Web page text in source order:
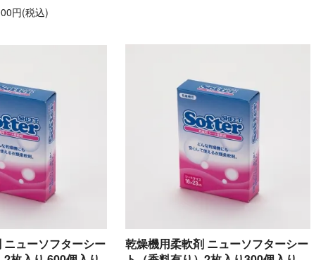
円(税込)
ューソフターシー
乾燥機用柔軟剤 ニューソフターシー